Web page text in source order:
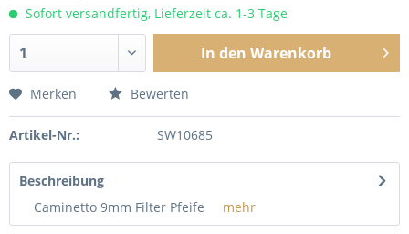
Sofort versandfertig, Lieferzeit ca. 1-3 Tage
In den Warenkorb
Merken Bewerten
Artikel-Nr.: SW10685
Beschreibung
Caminetto 9mm Filter Pfeife mehr